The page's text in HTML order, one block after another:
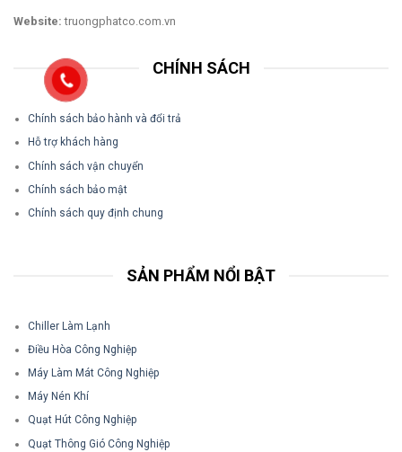
Website: truongphatco.com.vn
CHÍNH SÁCH
Chính sách bảo hành và đổi trả
Hỗ trợ khách hàng
Chính sách vận chuyển
Chính sách bảo mật
Chính sách quy định chung
SẢN PHẨM NỔI BẬT
Chiller Làm Lạnh
Điều Hòa Công Nghiệp
Máy Làm Mát Công Nghiệp
Máy Nén Khí
Quạt Hút Công Nghiệp
Quạt Thông Gió Công Nghiệp